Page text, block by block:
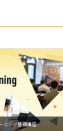
ニング基礎講座